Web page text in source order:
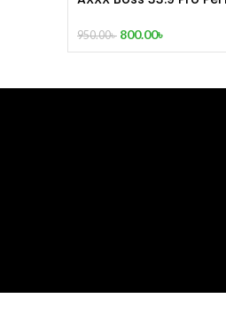
950.00৳ 800.00৳